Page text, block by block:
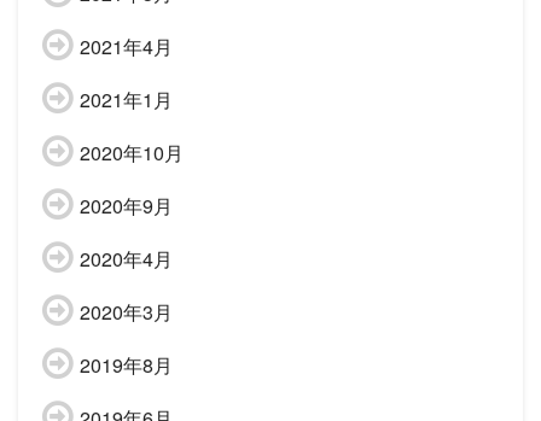
2021年4月
2021年1月
2020年10月
2020年9月
2020年4月
2020年3月
2019年8月